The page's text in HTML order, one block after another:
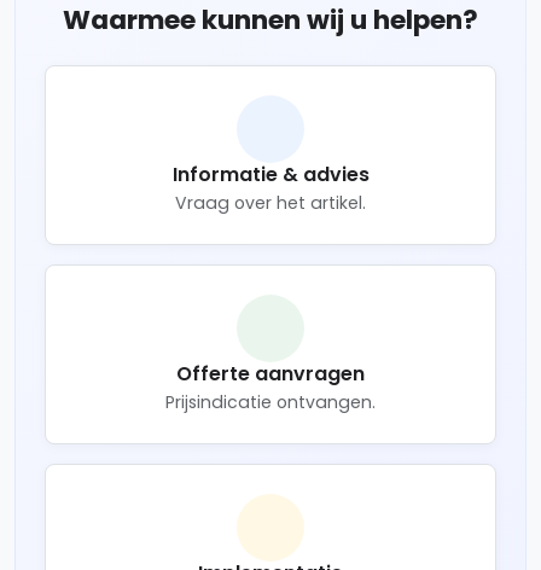
Waarmee kunnen wij u helpen?
Informatie & advies
Vraag over het artikel.
Offerte aanvragen
Prijsindicatie ontvangen.